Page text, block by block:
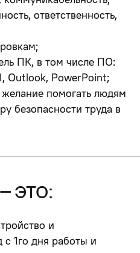
ответственность,
ПК, в том числе ПО:
Outlook, PowerPoint;
помогать людям
безопасности труда в
это:
и
1го дня работы и